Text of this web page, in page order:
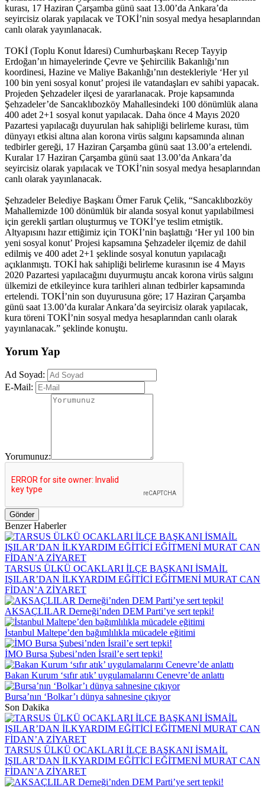
kurası, 17 Haziran Çarşamba günü saat 13.00’da Ankara’da
seyircisiz olarak yapılacak ve TOKİ’nin sosyal medya hesaplarından
canlı olarak yayınlanacak.
TOKİ (Toplu Konut İdaresi) Cumhurbaşkanı Recep Tayyip
Erdoğan’ın himayelerinde Çevre ve Şehircilik Bakanlığı’nın
koordinesi, Hazine ve Maliye Bakanlığı’nın destekleriyle ‘Her yıl
100 bin yeni sosyal konut’ projesi ile vatandaşları ev sahibi yapacak.
Projeden Şehzadeler ilçesi de yararlanacak. Proje kapsamında
Şehzadeler’de Sancaklıbozköy Mahallesindeki 100 dönümlük alana
400 adet 2+1 sosyal konut yapılacak. Daha önce 4 Mayıs 2020
Pazartesi yapılacağı duyurulan hak sahipliği belirleme kurası, tüm
dünyayı etkisi altına alan korona virüs salgını kapsamında alınan
tedbirler gereği, 17 Haziran Çarşamba günü saat 13.00’a ertelendi.
Kuralar 17 Haziran Çarşamba günü saat 13.00’da Ankara’da
seyircisiz olarak yapılacak ve TOKİ’nin sosyal medya hesaplarından
canlı olarak yayınlanacak.
Şehzadeler Belediye Başkanı Ömer Faruk Çelik, “Sancaklıbozköy
Mahallemizde 100 dönümlük bir alanda sosyal konut yapılabilmesi
için gerekli şartları oluşturmuş ve TOKİ’ye teslim etmiştik.
Altyapısını hazır ettiğimiz için TOKİ’nin başlattığı ‘Her yıl 100 bin
yeni sosyal konut’ Projesi kapsamına Şehzadeler ilçemiz de dahil
edilmiş ve 400 adet 2+1 şeklinde sosyal konutun yapılacağı
açıklanmıştı. TOKİ hak sahipliği belirleme kurasının ise 4 Mayıs
2020 Pazartesi yapılacağını duyurmuştu ancak korona virüs salgını
ülkemizi de etkileyince kura tarihleri alınan tedbirler kapsamında
ertelendi. TOKİ’nin son duyurusuna göre; 17 Haziran Çarşamba
günü saat 13.00’da kuralar Ankara’da seyircisiz olarak yapılacak,
kura töreni TOKİ’nin sosyal medya hesaplarından canlı olarak
yayınlanacak.” şeklinde konuştu.
Yorum Yap
Ad Soyad:
E-Mail:
Yorumunuz:
Gönder
Benzer Haberler
TARSUS ÜLKÜ OCAKLARI İLÇE BAŞKANI İSMAİL
IŞILAR’DAN İLKYARDIM EĞİTİCİ EĞİTMENİ MURAT CAN
FİDAN’A ZİYARET
AKSAÇLILAR Derneği’nden DEM Parti’ye sert tepki!
İstanbul Maltepe’den bağımlılıkla mücadele eğitimi
İMO Bursa Şubesi’nden İsrail’e sert tepki!
Bakan Kurum ‘sıfır atık’ uygulamalarını Cenevre’de anlattı
Bursa’nın ‘Bolkar’ı dünya sahnesine çıkıyor
Son Dakika
TARSUS ÜLKÜ OCAKLARI İLÇE BAŞKANI İSMAİL
IŞILAR’DAN İLKYARDIM EĞİTİCİ EĞİTMENİ MURAT CAN
FİDAN’A ZİYARET